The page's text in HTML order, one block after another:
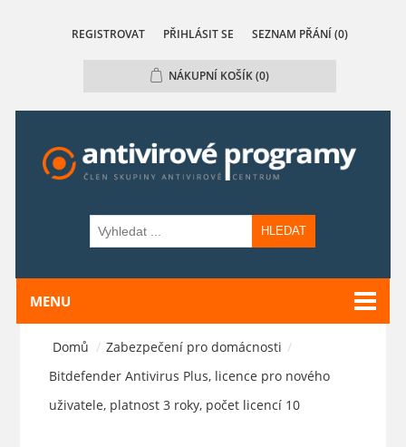
REGISTROVAT PŘIHLÁSIT SE SEZNAM PŘÁNÍ (0)
NÁKUPNÍ KOŠÍK(0)
HLEDAT
MENU
Domů / Zabezpečení pro domácnosti /
Bitdefender Antivirus Plus, licence pro nového
uživatele, platnost 3 roky, počet licencí 10